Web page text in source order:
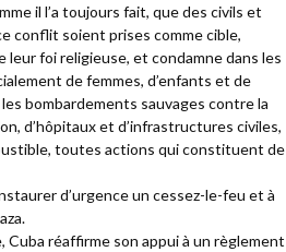
il l’a toujours fait, que des civils et
conflit soient prises comme cible,
foi religieuse, et condamne dans les
de femmes, d’enfants et de
bombardements sauvages contre la
d’hôpitaux et d’infrastructures civiles,
toutes actions qui constituent de
d’urgence un cessez-le-feu et à
réaffirme son appui à un règlement